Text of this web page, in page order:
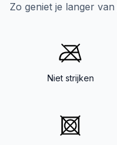
Zo geniet je langer
Niet strijken